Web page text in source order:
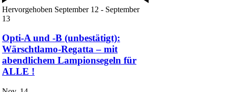
Hervorgehoben September 12 - September
13
Opti-A und -B (unbestätigt):
Wärschtlamo-Regatta – mit
abendlichem Lampionsegeln für
ALLE !